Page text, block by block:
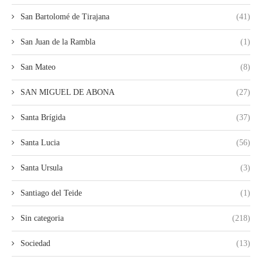
San Bartolomé de Tirajana (41)
San Juan de la Rambla (1)
San Mateo (8)
SAN MIGUEL DE ABONA (27)
Santa Brígida (37)
Santa Lucia (56)
Santa Ursula (3)
Santiago del Teide (1)
Sin categoria (218)
Sociedad (13)